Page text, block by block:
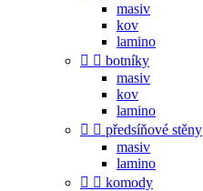
masiv
kov
lamino
  botníky
masiv
kov
lamino
  předsíňové stěny
masiv
lamino
  komody